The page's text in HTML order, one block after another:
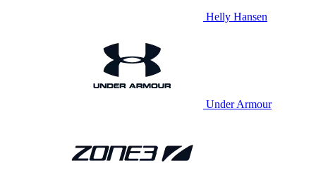
Helly Hansen
Under Armour